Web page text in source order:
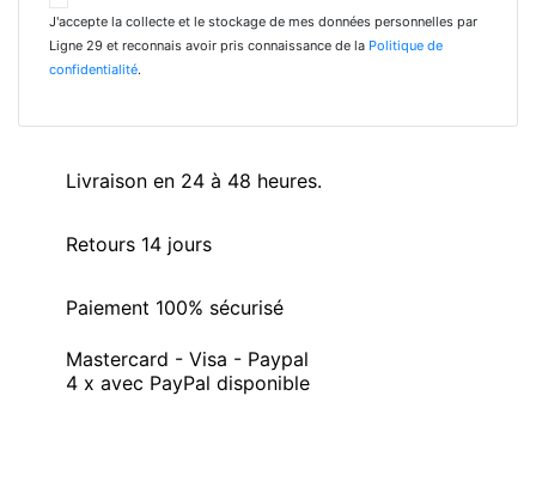
J'accepte la collecte et le stockage de mes données personnelles par
Ligne 29 et reconnais avoir pris connaissance de la Politique de
confidentialité.
Livraison en 24 à 48 heures.
Retours 14 jours
Paiement 100% sécurisé
Mastercard - Visa - Paypal
4 x avec PayPal disponible